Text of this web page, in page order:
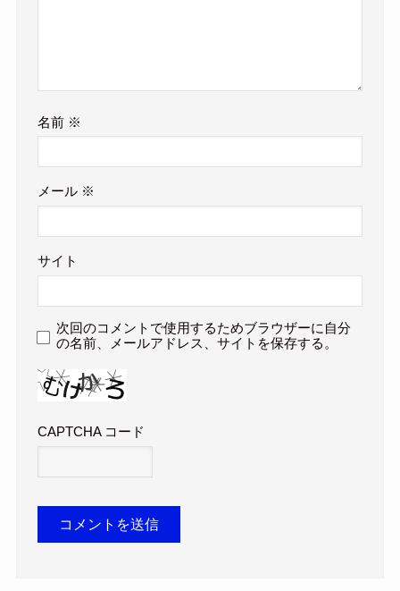
名前 ※
メール ※
サイト
次回のコメントで使用するためブラウザーに自分
の名前、メールアドレス、サイトを保存する。
CAPTCHA コード